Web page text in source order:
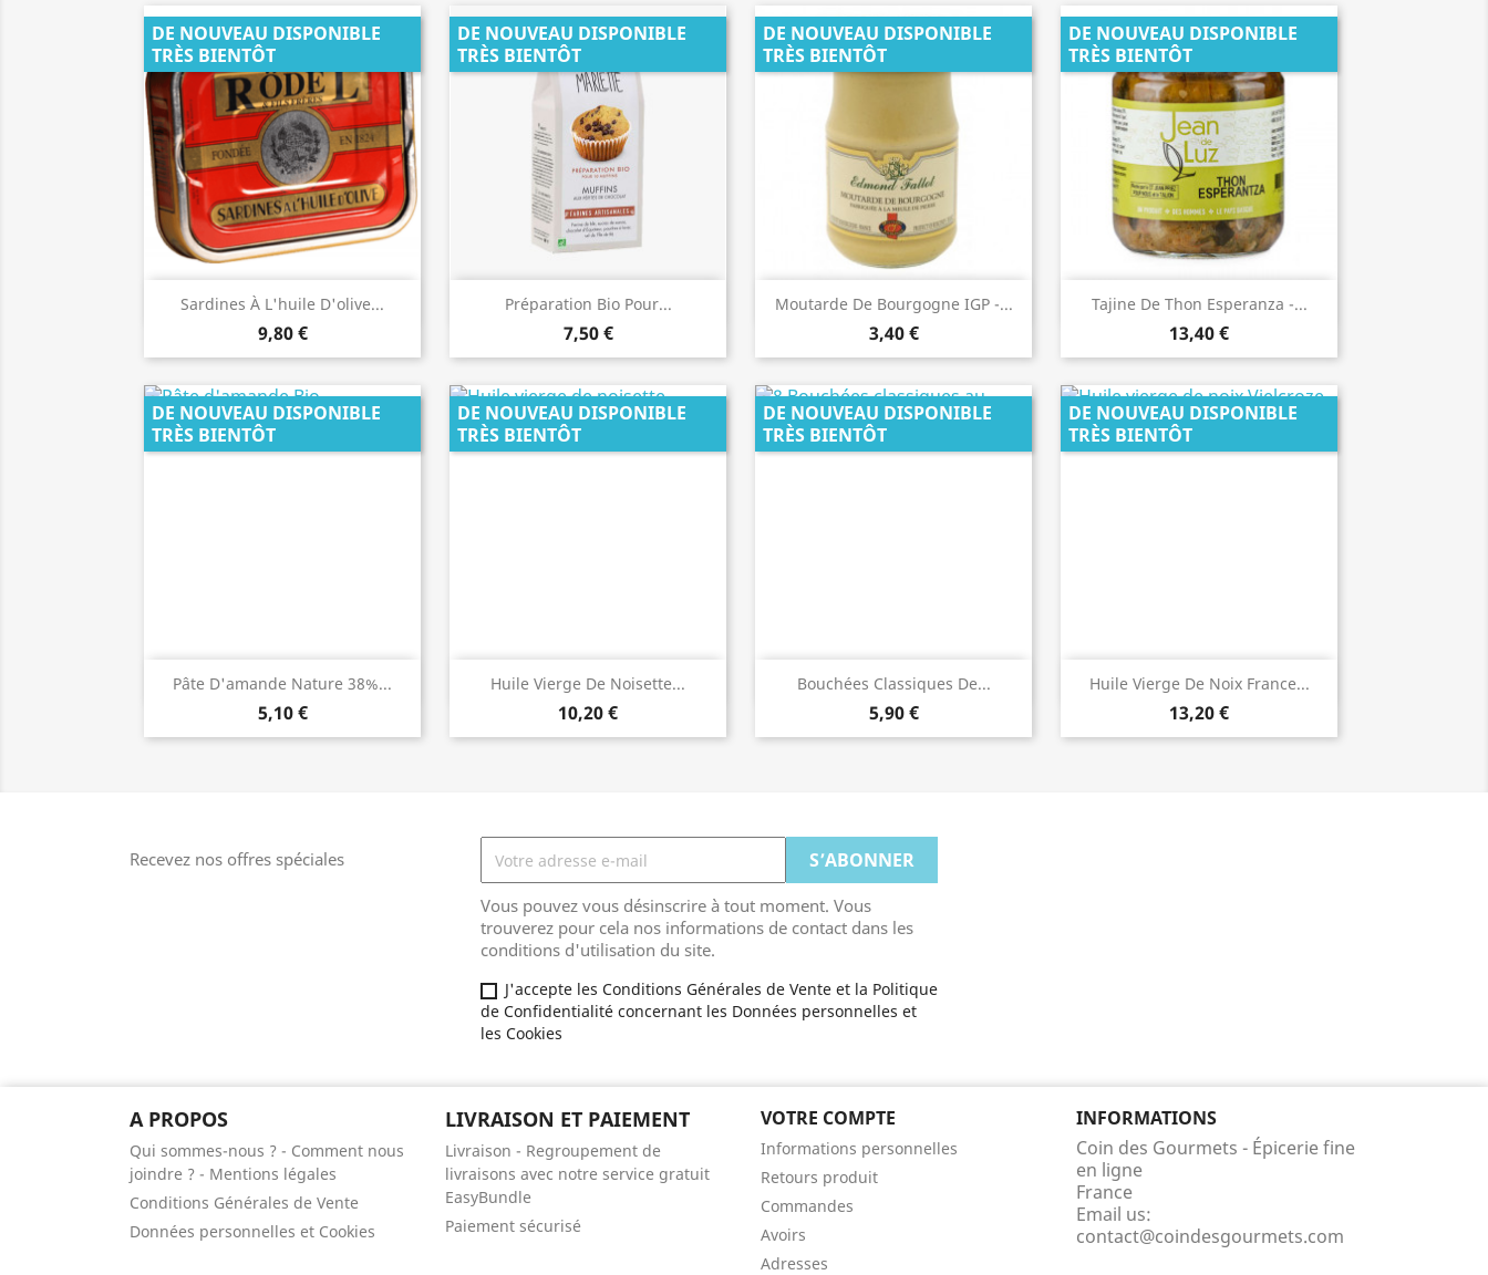
Sardines À L'huile D'olive...
9,80 €
DE NOUVEAU DISPONIBLE
TRÈS BIENTÔT
Aperçu rapide Préparation Bio Pour...
7,50 €
DE NOUVEAU DISPONIBLE
TRÈS BIENTÔT
Aperçu rapide Moutarde De Bourgogne IGP -...
3,40 €
DE NOUVEAU DISPONIBLE
TRÈS BIENTÔT
Aperçu rapide Tajine De Thon Esperanza -...
13,40 €
DE NOUVEAU DISPONIBLE
TRÈS BIENTÔT
Aperçu rapide
Pâte D'amande Nature 38%...
5,10 €
DE NOUVEAU DISPONIBLE
TRÈS BIENTÔT
Aperçu rapide Huile Vierge De Noisette...
10,20 €
DE NOUVEAU DISPONIBLE
TRÈS BIENTÔT
Aperçu rapide Bouchées Classiques De...
5,90 €
DE NOUVEAU DISPONIBLE
TRÈS BIENTÔT
Aperçu rapide Huile Vierge De Noix France...
13,20 €
DE NOUVEAU DISPONIBLE
TRÈS BIENTÔT
Aperçu rapide
Recevez nos offres spéciales
Vous pouvez vous désinscrire à tout moment. Vous
trouverez pour cela nos informations de contact dans les
conditions d'utilisation du site.
J'accepte les Conditions Générales de Vente et la Politique
de Confidentialité concernant les Données personnelles et
les Cookies
A PROPOS
Qui sommes-nous ? - Comment nous
joindre ? - Mentions légales
Conditions Générales de Vente
Données personnelles et Cookies
LIVRAISON ET PAIEMENT
Livraison - Regroupement de
livraisons avec notre service gratuit
EasyBundle
Paiement sécurisé
VOTRE COMPTE
Informations personnelles
Retours produit
Commandes
Avoirs
Adresses
INFORMATIONS
Coin des Gourmets - Épicerie fine
en ligne
France
Email us:
contact@coindesgourmets.com